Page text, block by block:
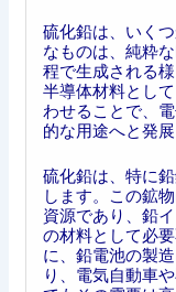
硫化鉛は、いく
なものは、純粋
程で生成される
半導体材料とし
わせることで、
的な用途へと発展
硫化鉛は、特に
します。この鉱
資源であり、鉛
の材料として必
に、鉛電池の製
り、電気自動車